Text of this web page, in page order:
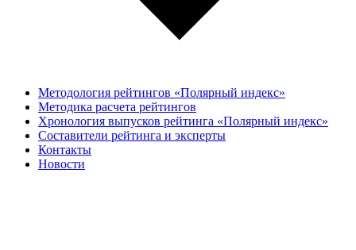
Методология рейтингов «Полярный индекс»
Методика расчета рейтингов
Хронология выпусков рейтинга «Полярный индекс»
Составители рейтинга и эксперты
Контакты
Новости